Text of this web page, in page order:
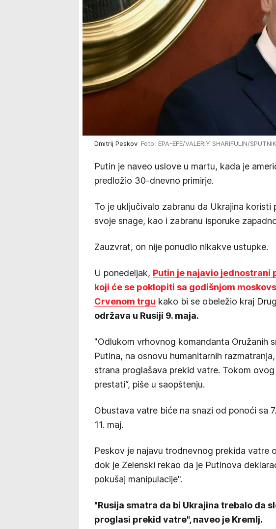
Dmitrij Peskov Foto: EPA-EFE/VALERIY SHARIFULIN/
Putin je naveo uslove u martu, kada je
predložio 30-dnevno primirje.
To je uključivalo zabranu da Ukrajina koristi
svoje snage, kao i zabranu isporuke
Zauzvrat, on nije ponudio nikakve ustupke.
U ponedeljak, Putin je najavio jednostrani
koji će se poklopiti sa godišnjom
Crvenom trgu kako bi se obeležio kraj
održava u Rusiji 9. maja.
"Odlukom vrhovnog komandanta Oružanih
Putina, na osnovu humanitarnih
strana proglašava prekid vatre. Tokom
prestati“, piše u saopštenju.
Obustava vatre biće na snazi od ponoći sa
11. maj.
Peskov je najavu trodnevnog prekida vatre
dok je Zelenski rekao da je Putinova
pokušaj manipulacije".
"Rusija smatra da bi Ukrajina trebalo da
proglasi prekid vatre", naveo je Kremlj.